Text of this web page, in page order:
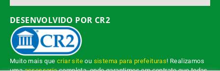
DESENVOLVIDO POR CR2
Muito mais quecriar site ou sistema para prefeituras! Realizamos